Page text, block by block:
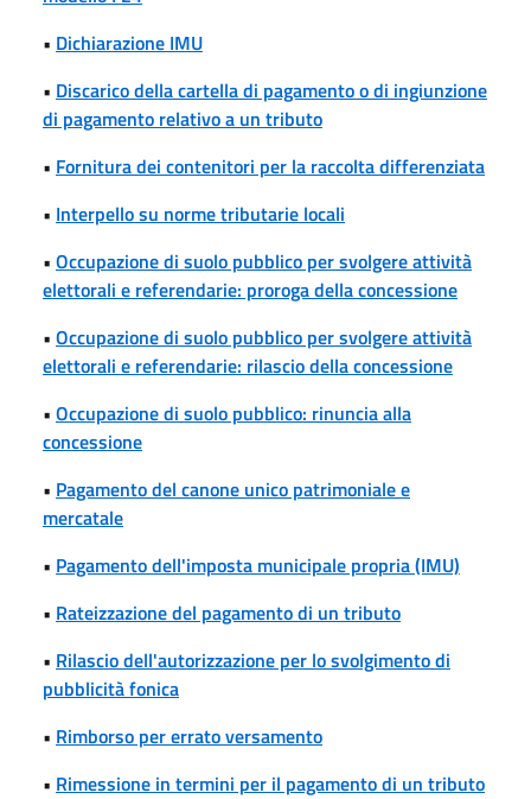
• Dichiarazione IMU
• Discarico della cartella di pagamento o di ingiunzione
di pagamento relativo a un tributo
• Fornitura dei contenitori per la raccolta differenziata
• Interpello su norme tributarie locali
• Occupazione di suolo pubblico per svolgere attività
elettorali e referendarie: proroga della concessione
• Occupazione di suolo pubblico per svolgere attività
elettorali e referendarie: rilascio della concessione
• Occupazione di suolo pubblico: rinuncia alla
concessione
• Pagamento del canone unico patrimoniale e
mercatale
• Pagamento dell'imposta municipale propria (IMU)
• Rateizzazione del pagamento di un tributo
• Rilascio dell'autorizzazione per lo svolgimento di
pubblicità fonica
• Rimborso per errato versamento
• Rimessione in termini per il pagamento di un tributo